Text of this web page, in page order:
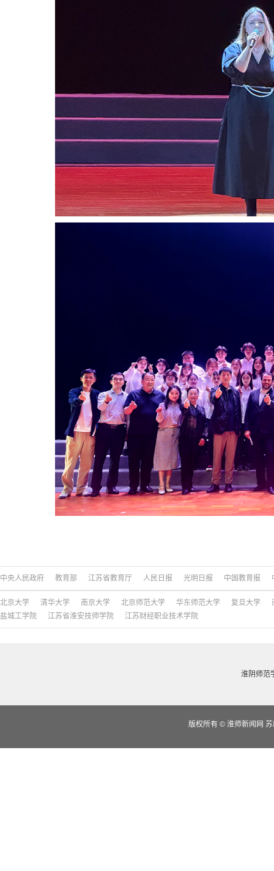
中央人民政府 教育部 江苏省教育厅 人民日报 光明日报 中国教育报
北京大学 清华大学 南京大学 北京师范大学 华东师范大学 复旦大学
盐城工学院
江苏省淮安技师学院 江苏财经职业技术学院
淮阴师范
版权所有 © 淮师新闻网 苏